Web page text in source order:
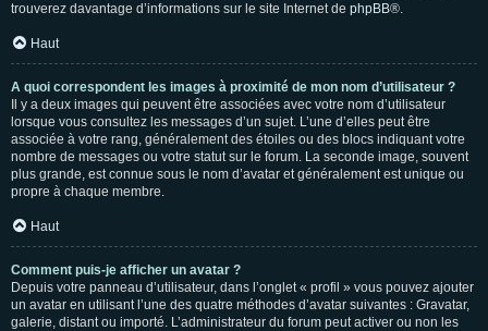
trouverez davantage d’informations sur le site Internet de phpBB®.
Haut
A quoi correspondent les images à proximité de mon nom d’utilisateur ?
Il y a deux images qui peuvent être associées avec votre nom d’utilisateur
lorsque vous consultez les messages d’un sujet. L’une d’elles peut être
associée à votre rang, généralement des étoiles ou des blocs indiquant votre
nombre de messages ou votre statut sur le forum. La seconde image, souvent
plus grande, est connue sous le nom d’avatar et généralement est unique ou
propre à chaque membre.
Haut
Comment puis-je afficher un avatar ?
Depuis votre panneau d’utilisateur, dans l’onglet « profil » vous pouvez ajouter
un avatar en utilisant l’une des quatre méthodes d’avatar suivantes : Gravatar,
galerie, distant ou importé. L’administrateur du forum peut activer ou non les